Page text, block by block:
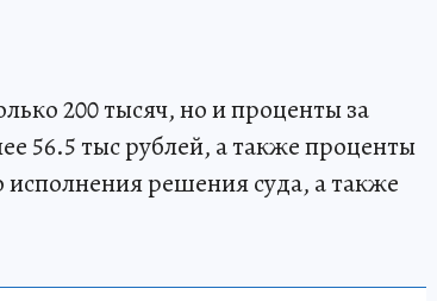
200 тысяч, но и проценты за
56.5 тыс рублей, а также проценты
исполнения решения суда, а также